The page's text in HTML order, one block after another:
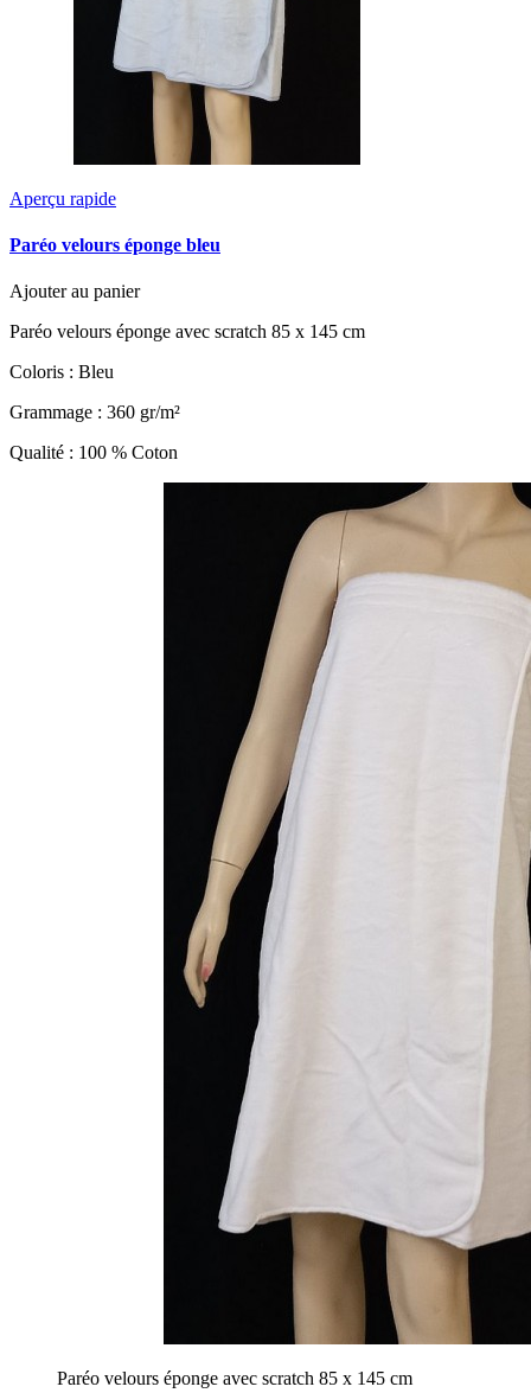
Aperçu rapide
Paréo velours éponge bleu
Ajouter au panier
Paréo velours éponge avec scratch 85 x 145 cm
Coloris : Bleu
Grammage : 360 gr/m²
Qualité : 100 % Coton
Paréo velours éponge avec scratch 85 x 145 cm